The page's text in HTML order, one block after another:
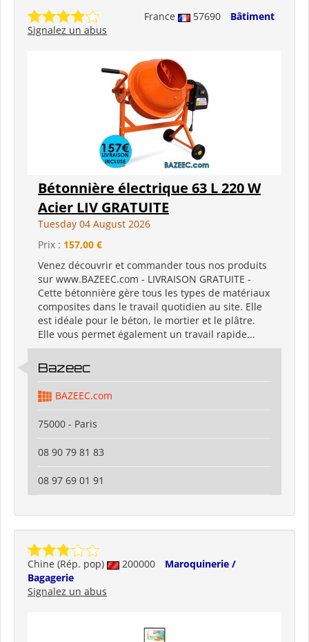
France 57690
Bâtiment
Signalez un abus
Bétonnière électrique 63 L 220 W
Acier LIV GRATUITE
Tuesday 04 August 2026
Prix : 157,00 €
Venez découvrir et commander tous nos produits
sur www.BAZEEC.com - LIVRAISON GRATUITE -
Cette bétonnière gère tous les types de matériaux
composites dans le travail quotidien au site. Elle
est idéale pour le béton, le mortier et le plâtre.
Elle vous permet également un travail rapide...
Bazeec
BAZEEC.com
75000 - Paris
08 90 79 81 83
08 97 69 01 91
Chine (Rép. pop) 200000
Maroquinerie /
Bagagerie
Signalez un abus